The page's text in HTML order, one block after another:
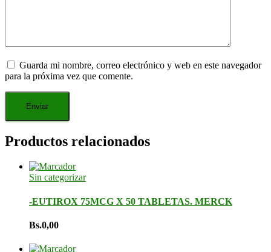
Guarda mi nombre, correo electrónico y web en este navegador
para la próxima vez que comente.
Productos relacionados
Sin categorizar
-EUTIROX 75MCG X 50 TABLETAS. MERCK
Bs.0,00